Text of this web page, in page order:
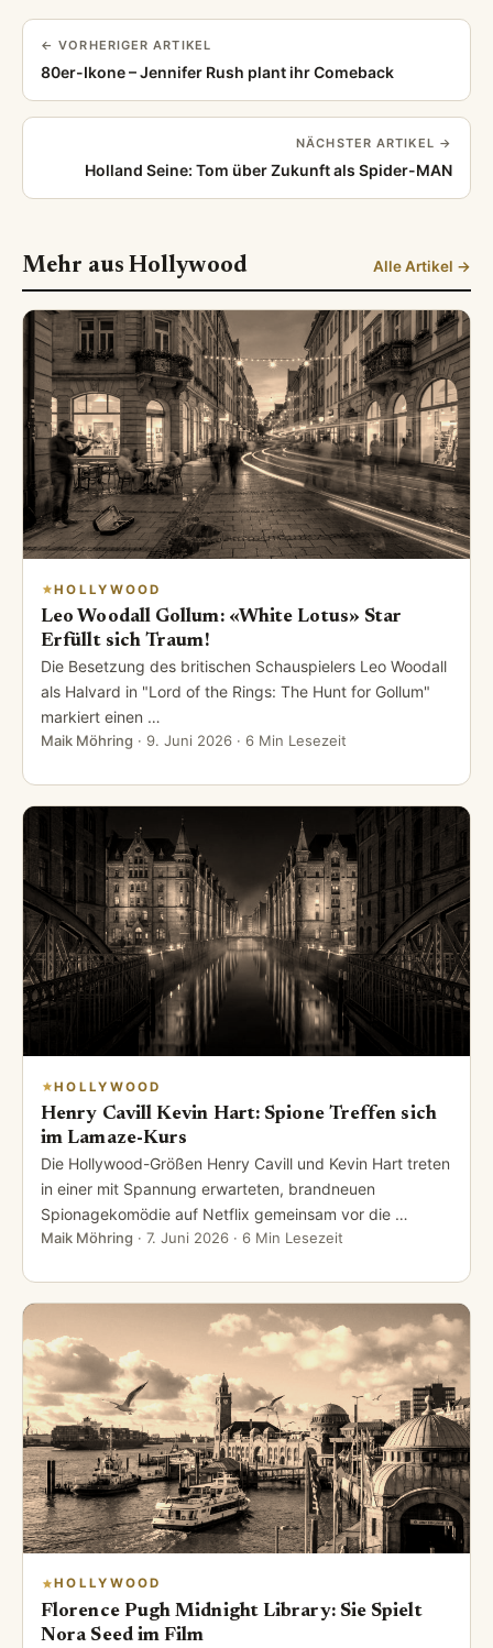
← VORHERIGER ARTIKEL
80er-Ikone – Jennifer Rush plant ihr Comeback
NÄCHSTER ARTIKEL →
Holland Seine: Tom über Zukunft als Spider-MAN
Mehr aus Hollywood Alle Artikel →
HOLLYWOOD
Leo Woodall Gollum: «White Lotus» Star
Erfüllt sich Traum!
Die Besetzung des britischen Schauspielers Leo Woodall
als Halvard in "Lord of the Rings: The Hunt for Gollum"
markiert einen …
Maik Möhring · 9. Juni 2026 · 6 Min Lesezeit
HOLLYWOOD
Henry Cavill Kevin Hart: Spione Treffen sich
im Lamaze-Kurs
Die Hollywood-Größen Henry Cavill und Kevin Hart treten
in einer mit Spannung erwarteten, brandneuen
Spionagekomödie auf Netflix gemeinsam vor die …
Maik Möhring · 7. Juni 2026 · 6 Min Lesezeit
HOLLYWOOD
Florence Pugh Midnight Library: Sie Spielt
Nora Seed im Film